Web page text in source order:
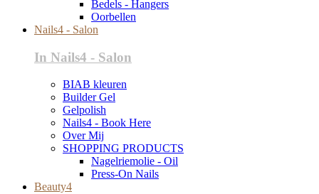
Bedels - Hangers
Oorbellen
Nails4 - Salon
In Nails4 - Salon
BIAB kleuren
Builder Gel
Gelpolish
Nails4 - Book Here
Over Mij
SHOPPING PRODUCTS
Nagelriemolie - Oil
Press-On Nails
Beauty4